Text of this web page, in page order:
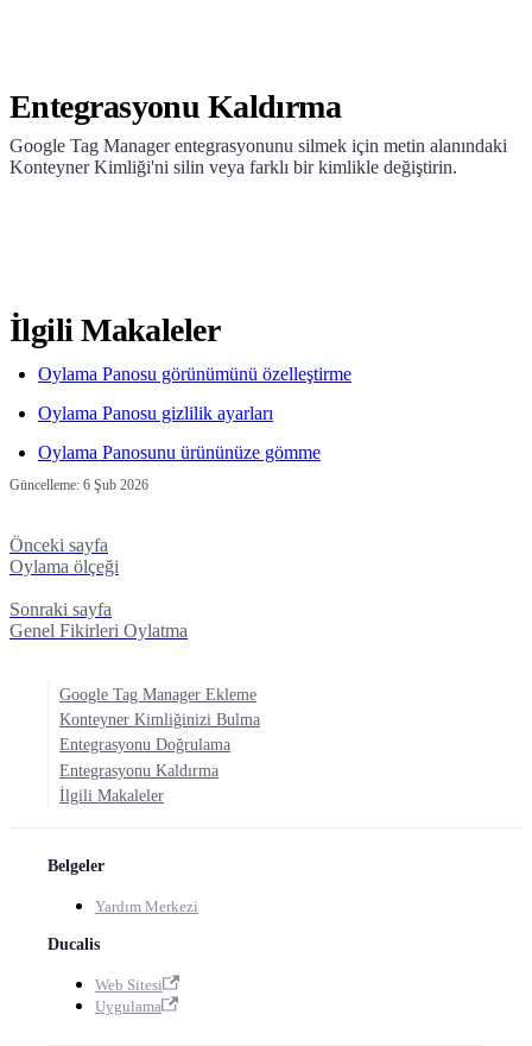
Entegrasyonu Kaldırma
Google Tag Manager entegrasyonunu silmek için metin alanındaki
Konteyner Kimliği'ni silin veya farklı bir kimlikle değiştirin.
İlgili Makaleler
Oylama Panosu görünümünü özelleştirme
Oylama Panosu gizlilik ayarları
Oylama Panosunu ürününüze gömme
Güncelleme: 6 Şub 2026
Önceki sayfa
Oylama ölçeği
Sonraki sayfa
Genel Fikirleri Oylatma
Google Tag Manager Ekleme
Konteyner Kimliğinizi Bulma
Entegrasyonu Doğrulama
Entegrasyonu Kaldırma
İlgili Makaleler
Belgeler
Yardım Merkezi
Ducalis
Web Sitesi
Uygulama